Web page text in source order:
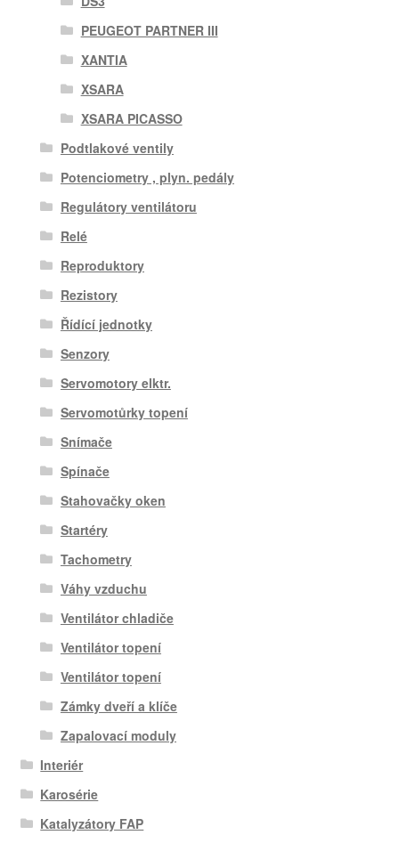
PEUGEOT PARTNER III
XANTIA
XSARA
XSARA PICASSO
Podtlakové ventily
Potenciometry , plyn. pedály
Regulátory ventilátoru
Relé
Reproduktory
Rezistory
Řídící jednotky
Senzory
Servomotory elktr.
Servomotůrky topení
Snímače
Spínače
Stahovačky oken
Startéry
Tachometry
Váhy vzduchu
Ventilátor chladiče
Ventilátor topení
Ventilátor topení
Zámky dveří a klíče
Zapalovací moduly
Interiér
Karosérie
Katalyzátory FAP